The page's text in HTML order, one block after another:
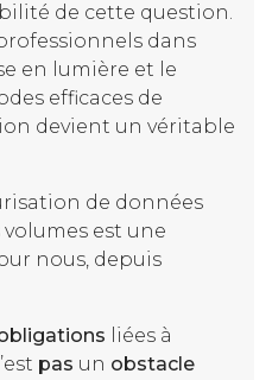
de cette question.
dans
en lumière et le
efficaces de
devient un véritable
de données
est une
nous, depuis
liées à
pas un obstacle